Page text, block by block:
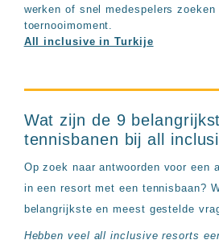
werken of snel medespelers zoeken
toernooimoment.
All inclusive in Turkije
Wat zijn de 9
tennisbanen bij all
Op zoek naar antwoorden voor een
in een resort met een tennisbaan?
belangrijkste en meest gestelde
Hebben veel all inclusive resorts